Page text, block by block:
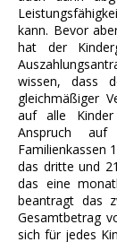
kann. Bevor
hat der
wissen, dass
gleichmäßiger
auf alle
Anspruch
Familienkassen
das dritte und
das eine
beantragt das
Gesamtbetrag
sich für jedes